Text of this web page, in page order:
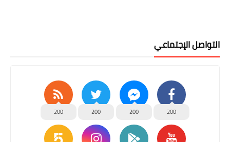
التواصل الإجتماعي
200
200
200
200